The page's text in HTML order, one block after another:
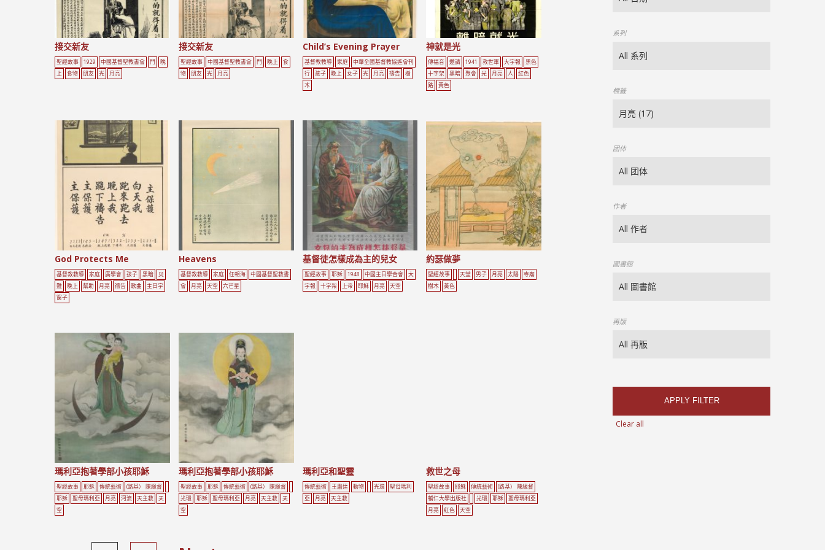
接交新友
聖經故事 1929 中國基督聖教書會 門
晚
上
食物 朋友 光 月亮
接交新友
聖經故事 中國基督聖教書會 門 晚上
食
物
朋友 光 月亮
Child’s Evening Prayer
基督教教導 家庭
中華全國基督教協進會刊
行
孩子 晚上 女子 光 月亮 禱告
樹
木
神就是光
傳福音 邀請 1941 救世軍 大字報
黑色
十字架
黑暗 聚會 光 月亮 人
紅色
路
黃色
God Protects Me
基督教教導 家庭 廣學會 孩子 黑暗
災
難
晚上 幫助 月亮 禱告 歌曲
主日学
窗子
Heavens
基督教教導 家庭 任朝海
中國基督聖教書
會
月亮 天空 六芒星
基督徒怎樣成為主的兒女
聖經故事 耶穌 1948 中國主日學合會
大
字報
十字架 上帝 耶穌 月亮 天空
約瑟做夢
聖經故事 天堂 男子 月亮 太陽
寺廟
樹木
黃色
瑪利亞抱著學部小孩耶穌
聖經故事 耶穌 傳統藝術
(路基） 陳緣督
耶穌
聖母瑪利亞 月亮 河流 天主教
天
空
瑪利亞抱著學部小孩耶穌
聖經故事 耶穌 傳統藝術
(路基） 陳緣督
光環
耶穌 聖母瑪利亞 月亮 天主教
天
空
瑪利亞和聖靈
傳統藝術 王肅達 動物 光環
聖母瑪利
亞
月亮 天主教
救世之母
聖經故事 耶穌 傳統藝術
(路基） 陳緣督
輔仁大學出版社
光環 耶穌
聖母瑪利亞
月亮
紅色 天空
系列
標籤
团体
作者
圖書館
再版
APPLY FILTER
Clear all